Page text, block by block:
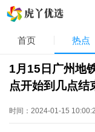
首页 热点
1月15日广州地
点开始到几点结
时间：2024-01-15